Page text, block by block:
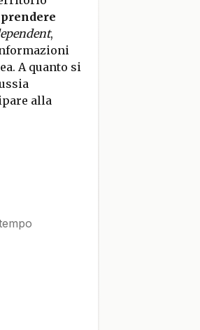
,
A quanto si
alla